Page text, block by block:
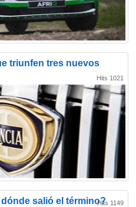
triunfen tres nuevos
Hits 1021
salió el término?Hits 1149